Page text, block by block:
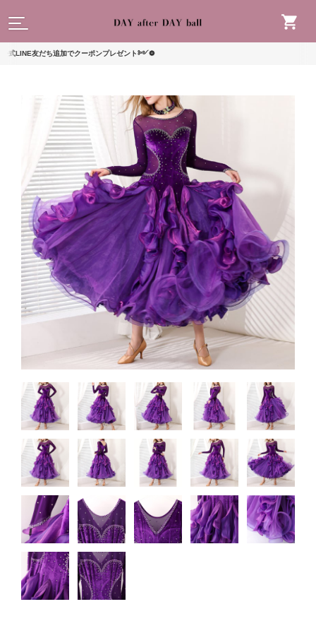
だち追加でクーポンプレゼント༻❁